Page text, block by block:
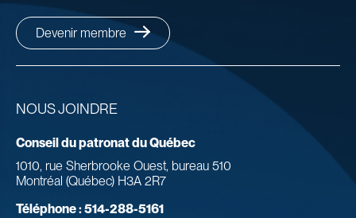
NOUS JOINDRE
Conseil du patronat du Québec
1010, rue Sherbrooke Ouest, bureau 510
Montréal (Québec) H3A 2R7
Téléphone :514-288-5161
Devenir membre